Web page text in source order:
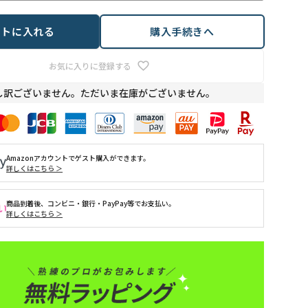
お気に入りに登録する
に入れる 購入手続きへ
訳ございません。ただいま在庫がございません。
Amazonアカウントでゲスト購入ができます。
詳しくはこちら ＞
商品到着後、コンビニ・銀行・PayPay等でお支払い。
詳しくはこちら ＞